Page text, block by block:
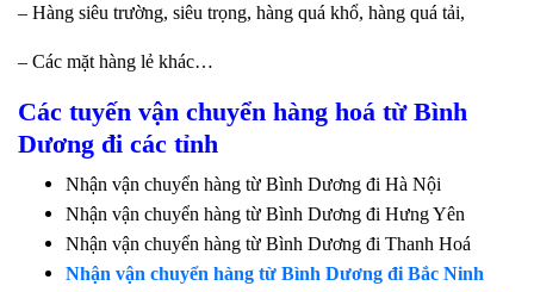
– Hàng siêu trường, siêu trọng, hàng quá khổ, hàng quá tải,
– Các mặt hàng lẻ khác…
Các tuyến vận chuyển hàng hoá từ Bình
Dương đi các tỉnh
Nhận vận chuyển hàng từ Bình Dương đi Hà Nội
Nhận vận chuyển hàng từ Bình Dương đi Hưng Yên
Nhận vận chuyển hàng từ Bình Dương đi Thanh Hoá
Nhận vận chuyển hàng từ Bình Dương đi Bắc Ninh